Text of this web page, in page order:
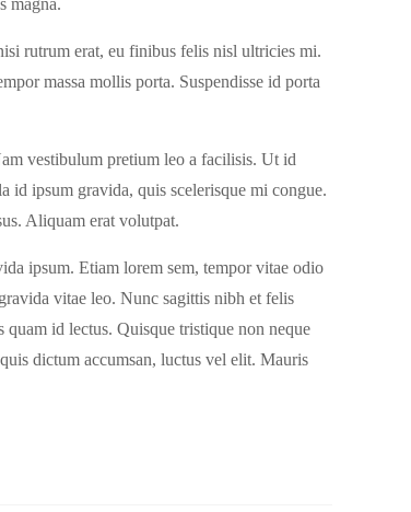
magna.
rutrum erat, eu finibus felis nisl ultricies mi.
massa mollis porta. Suspendisse id porta
vestibulum pretium leo a facilisis. Ut id
id ipsum gravida, quis scelerisque mi congue.
Aliquam erat volutpat.
ipsum. Etiam lorem sem, tempor vitae odio
vitae leo. Nunc sagittis nibh et felis
id lectus. Quisque tristique non neque
dictum accumsan, luctus vel elit. Mauris